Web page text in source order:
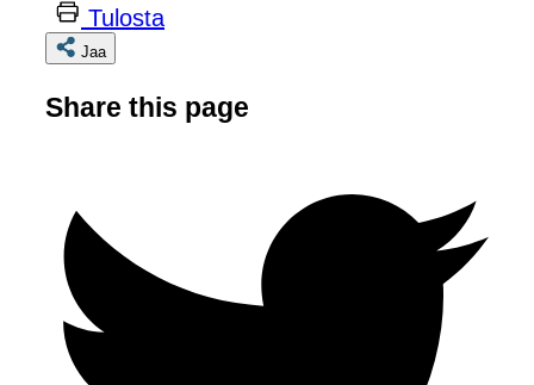
Tulosta
Jaa
Share this page